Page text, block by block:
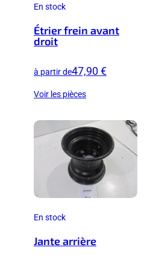
En stock
Étrier frein avant
droit
à partir de47,90 €
Voir les pièces
En stock
Jante arrière